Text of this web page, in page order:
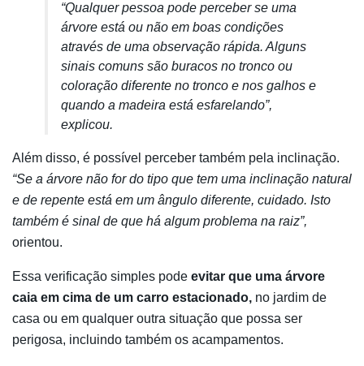
“Qualquer pessoa pode perceber se uma
árvore está ou não em boas condições
através de uma observação rápida. Alguns
sinais comuns são buracos no tronco ou
coloração diferente no tronco e nos galhos e
quando a madeira está esfarelando”,
explicou.
Além disso, é possível perceber também pela inclinação.
“Se a árvore não for do tipo que tem uma inclinação natural
e de repente está em um ângulo diferente, cuidado. Isto
também é sinal de que há algum problema na raiz”,
orientou.
Essa verificação simples pode evitar que uma árvore
caia em cima de um carro estacionado, no jardim de
casa ou em qualquer outra situação que possa ser
perigosa, incluindo também os acampamentos.